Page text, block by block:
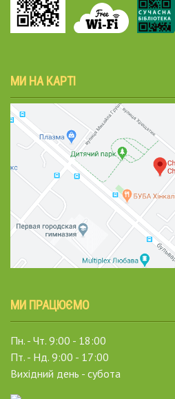
МИ НА КАРТІ
МИ ПРАЦЮЄМО
Пн. - Чт. 9:00 - 18:00
Пт. - Нд. 9:00 - 17:00
Вихідний день - субота